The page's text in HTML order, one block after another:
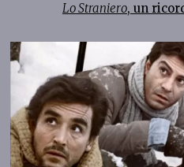
Lo Straniero, un